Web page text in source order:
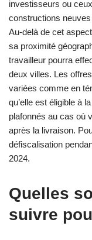
investisseurs ou
constructions neuves
Au-delà de cet
sa proximité
travailleur pourra
deux villes. Les offres
variées comme en
qu’elle est éligible à
plafonnés au cas où
après la livraison.
défiscalisation
2024.
Quelles
suivre